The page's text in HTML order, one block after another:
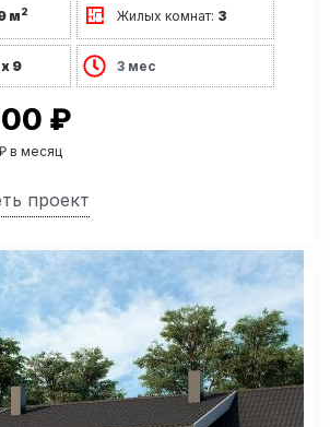
м2 Жилых комнат: 3
х 9 3 мес
₽
в месяц
проект